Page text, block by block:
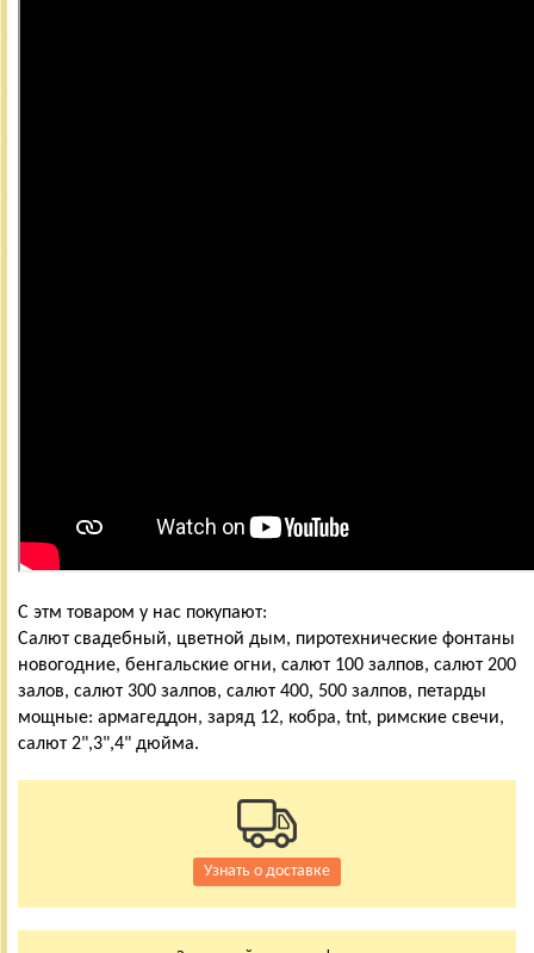
С этм товаром у нас покупают:
Салют свадебный, цветной дым, пиротехнические фонтаны
новогодние, бенгальские огни, салют 100 залпов, салют 200
залов, салют 300 залпов, салют 400, 500 залпов, петарды
мощные: армагеддон, заряд 12, кобра, tnt, римские свечи,
салют 2",3",4" дюйма.
Узнать о доставке